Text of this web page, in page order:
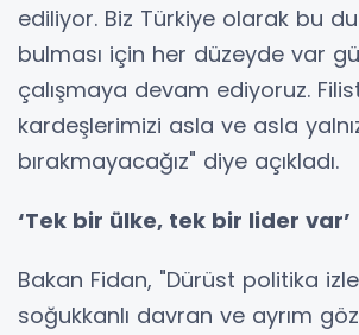
ediliyor. Biz Türkiye olarak bu
bulması için her düzeyde var
çalışmaya devam ediyoruz.
kardeşlerimizi asla ve asla
bırakmayacağız" diye açıkladı.
‘Tek bir ülke, tek bir lider var’
Bakan Fidan, "Dürüst politika
soğukkanlı davran ve ayrım